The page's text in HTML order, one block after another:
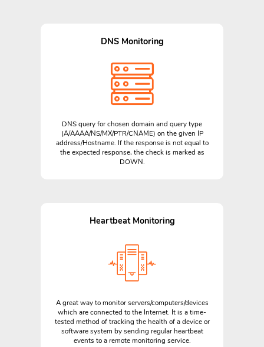
DNS Monitoring
DNS query for chosen domain and query type
(A/AAAA/NS/MX/PTR/CNAME) on the given IP
address/Hostname. If the response is not equal to
the expected response, the check is marked as
DOWN.
Heartbeat Monitoring
A great way to monitor servers/computers/devices
which are connected to the Internet. It is a time-
tested method of tracking the health of a device or
software system by sending regular heartbeat
events to a remote monitoring service.